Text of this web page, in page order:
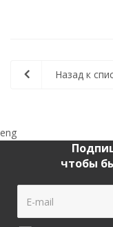
Назад к
eng
чтобы